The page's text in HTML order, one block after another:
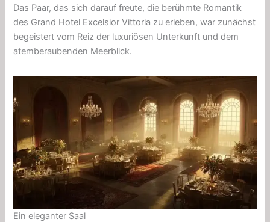
Das Paar, das sich darauf freute, die berühmte Romantik
des Grand Hotel Excelsior Vittoria zu erleben, war zunächst
begeistert vom Reiz der luxuriösen Unterkunft und dem
atemberaubenden Meerblick.
Ein eleganter Saal